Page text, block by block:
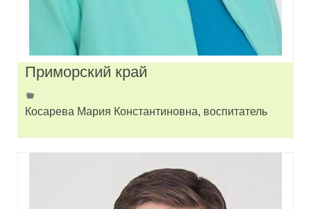
Приморский край
Косарева Мария Константиновна, воспитатель